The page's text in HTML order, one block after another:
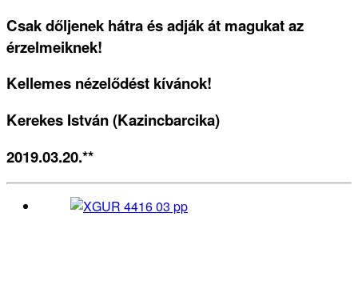
Csak dőljenek hátra és adják át magukat az
érzelmeiknek!
Kellemes nézelődést kívánok!
Kerekes István (Kazincbarcika)
2019.03.20.**